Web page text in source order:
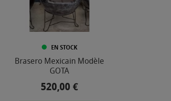
EN STOCK
Brasero Mexicain Modèle
GOTA
Prix
520,00 €